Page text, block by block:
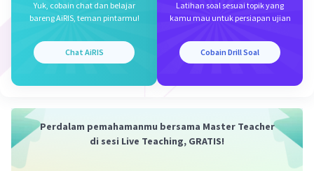
Positif.
saat MP=0
Beri Rating·0.0(0) Balas
Yuk, cobain chat dan belajar
bareng AiRIS, teman pintarmu!
Chat AiRIS
Latihan soal sesuai topik yang
kamu mau untuk persiapan ujian
Cobain Drill Soal
Perdalam pemahamanmu bersama Master Teacher
di sesi Live Teaching, GRATIS!